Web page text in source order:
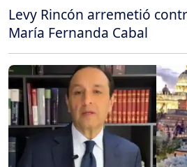
Levy Rincón arremetió
María Fernanda Cabal